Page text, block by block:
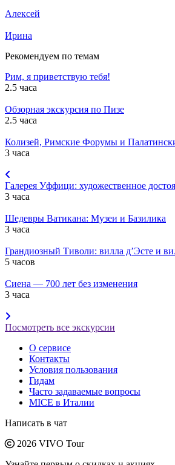
Алексей
Ирина
Рекомендуем по темам
Рим, я приветствую тебя!
2.5 часа
Обзорная экскурсия по Пизе
2.5 часа
Колизей, Римские Форумы и
3 часа
Галерея Уффици: художественное
3 часа
Шедевры Ватикана: Музеи и Базилика
3 часа
Грандиозный Тиволи: вилла д’Эсте и
5 часов
Сиена — 700 лет без изменения
3 часа
Посмотреть все экскурсии
О сервисе
Контакты
Условия пользования
Гидам
Часто задаваемые вопросы
MICE в Италии
Написать в чат
2026 VIVO Tour